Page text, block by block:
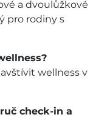
a dvoulůžkové
pro rodiny s
wellness v
check-in a